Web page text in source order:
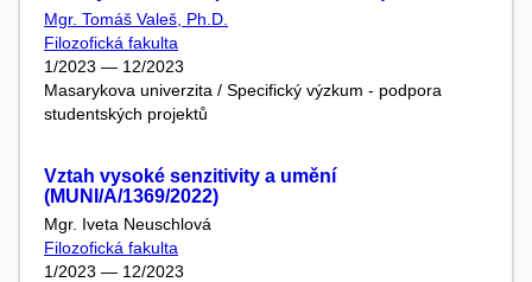
Mgr. Tomáš Valeš, Ph.D.
Filozofická fakulta
1/2023 — 12/2023
Masarykova univerzita / Specifický výzkum - podpora
studentských projektů
Vztah vysoké senzitivity a umění
(MUNI/A/1369/2022)
Mgr. Iveta Neuschlová
Filozofická fakulta
1/2023 — 12/2023